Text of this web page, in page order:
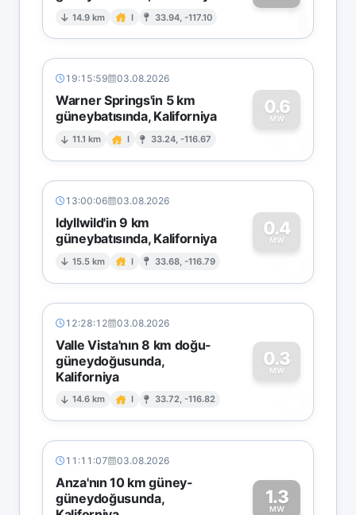
14.9 km I 33.94, -117.10 1
19:15:59 03.08.2026
Warner Springs'in 5 km
güneybatısında, Kaliforniya
11.1 km I 33.24, -116.67
0.6
MW
0
13:00:06 03.08.2026
Idyllwild'in 9 km
güneybatısında, Kaliforniya
15.5 km I 33.68, -116.79
0.4
MW
0
12:28:12 03.08.2026
Valle Vista'nın 8 km doğu-
güneydoğusunda,
Kaliforniya
14.6 km I 33.72, -116.82
0.3
MW
0
11:11:07 03.08.2026
Anza'nın 10 km güney-
güneydoğusunda,
1.3
MW